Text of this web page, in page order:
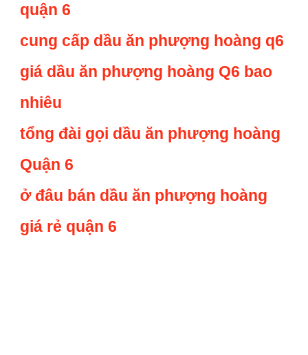
quận 6
cung cấp dầu ăn phượng hoàng q6
giá dầu ăn phượng hoàng Q6 bao
nhiêu
tổng đài gọi dầu ăn phượng hoàng
Quận 6
ở đâu bán dầu ăn phượng hoàng
giá rẻ quận 6